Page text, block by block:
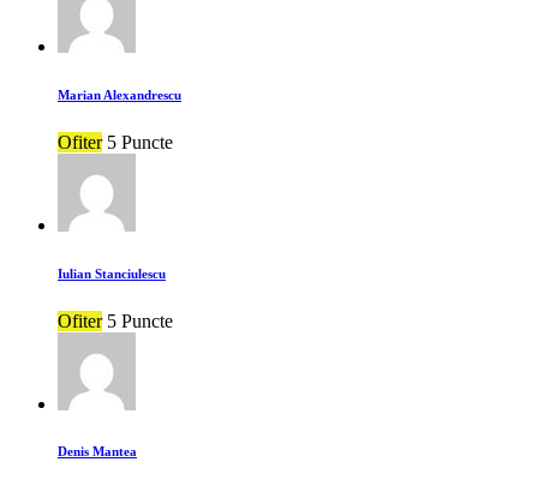
Marian Alexandrescu
Ofiter 5 Puncte
Iulian Stanciulescu
Ofiter 5 Puncte
Denis Mantea